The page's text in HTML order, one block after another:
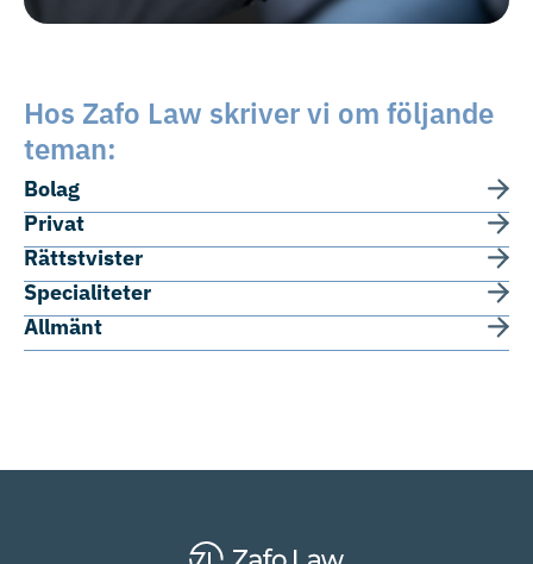
Hos Zafo Law skriver vi om följande
teman:
Bolag
Privat
Rättstvister
Specialiteter
Allmänt